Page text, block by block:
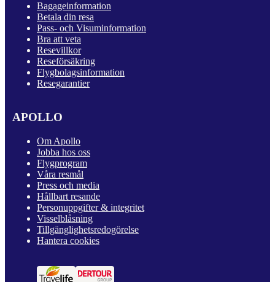
Bagageinformation
Betala din resa
Pass- och Visuminformation
Bra att veta
Resevillkor
Reseförsäkring
Flygbolagsinformation
Resegarantier
APOLLO
Om Apollo
Jobba hos oss
Flygprogram
Våra resmål
Press och media
Hållbart resande
Personuppgifter & integritet
Visselblåsning
Tillgänglighetsredogörelse
Hantera cookies